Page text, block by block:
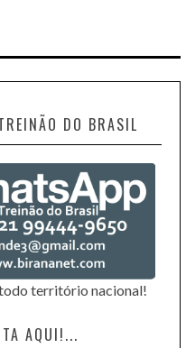
DO BRASIL
território nacional!
AQUI!...